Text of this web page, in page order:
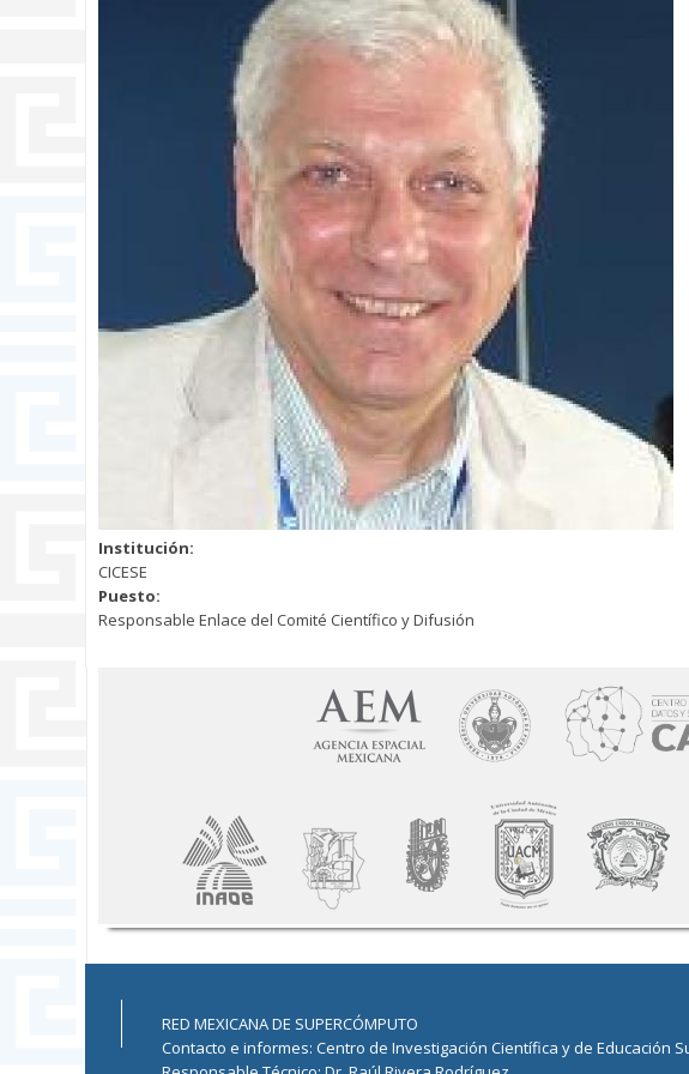
Institución:
CICESE
Puesto:
Responsable Enlace del Comité Científico y Difusión
RED MEXICANA DE SUPERCÓMPUTO
Contacto e informes: Centro de Investigación Científica y de Educación